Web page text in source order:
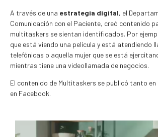
A través de una estrategia digital, el
Comunicación con el Paciente, creó contenido
multitaskers se sientan identificados. Por
que está viendo una película y está atendiendo
telefónicas o aquella mujer que se está
mientras tiene una videollamada de negocios.
El contenido de Multitaskers se publicó tanto
en Facebook.